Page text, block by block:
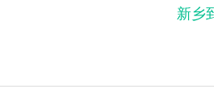
新乡